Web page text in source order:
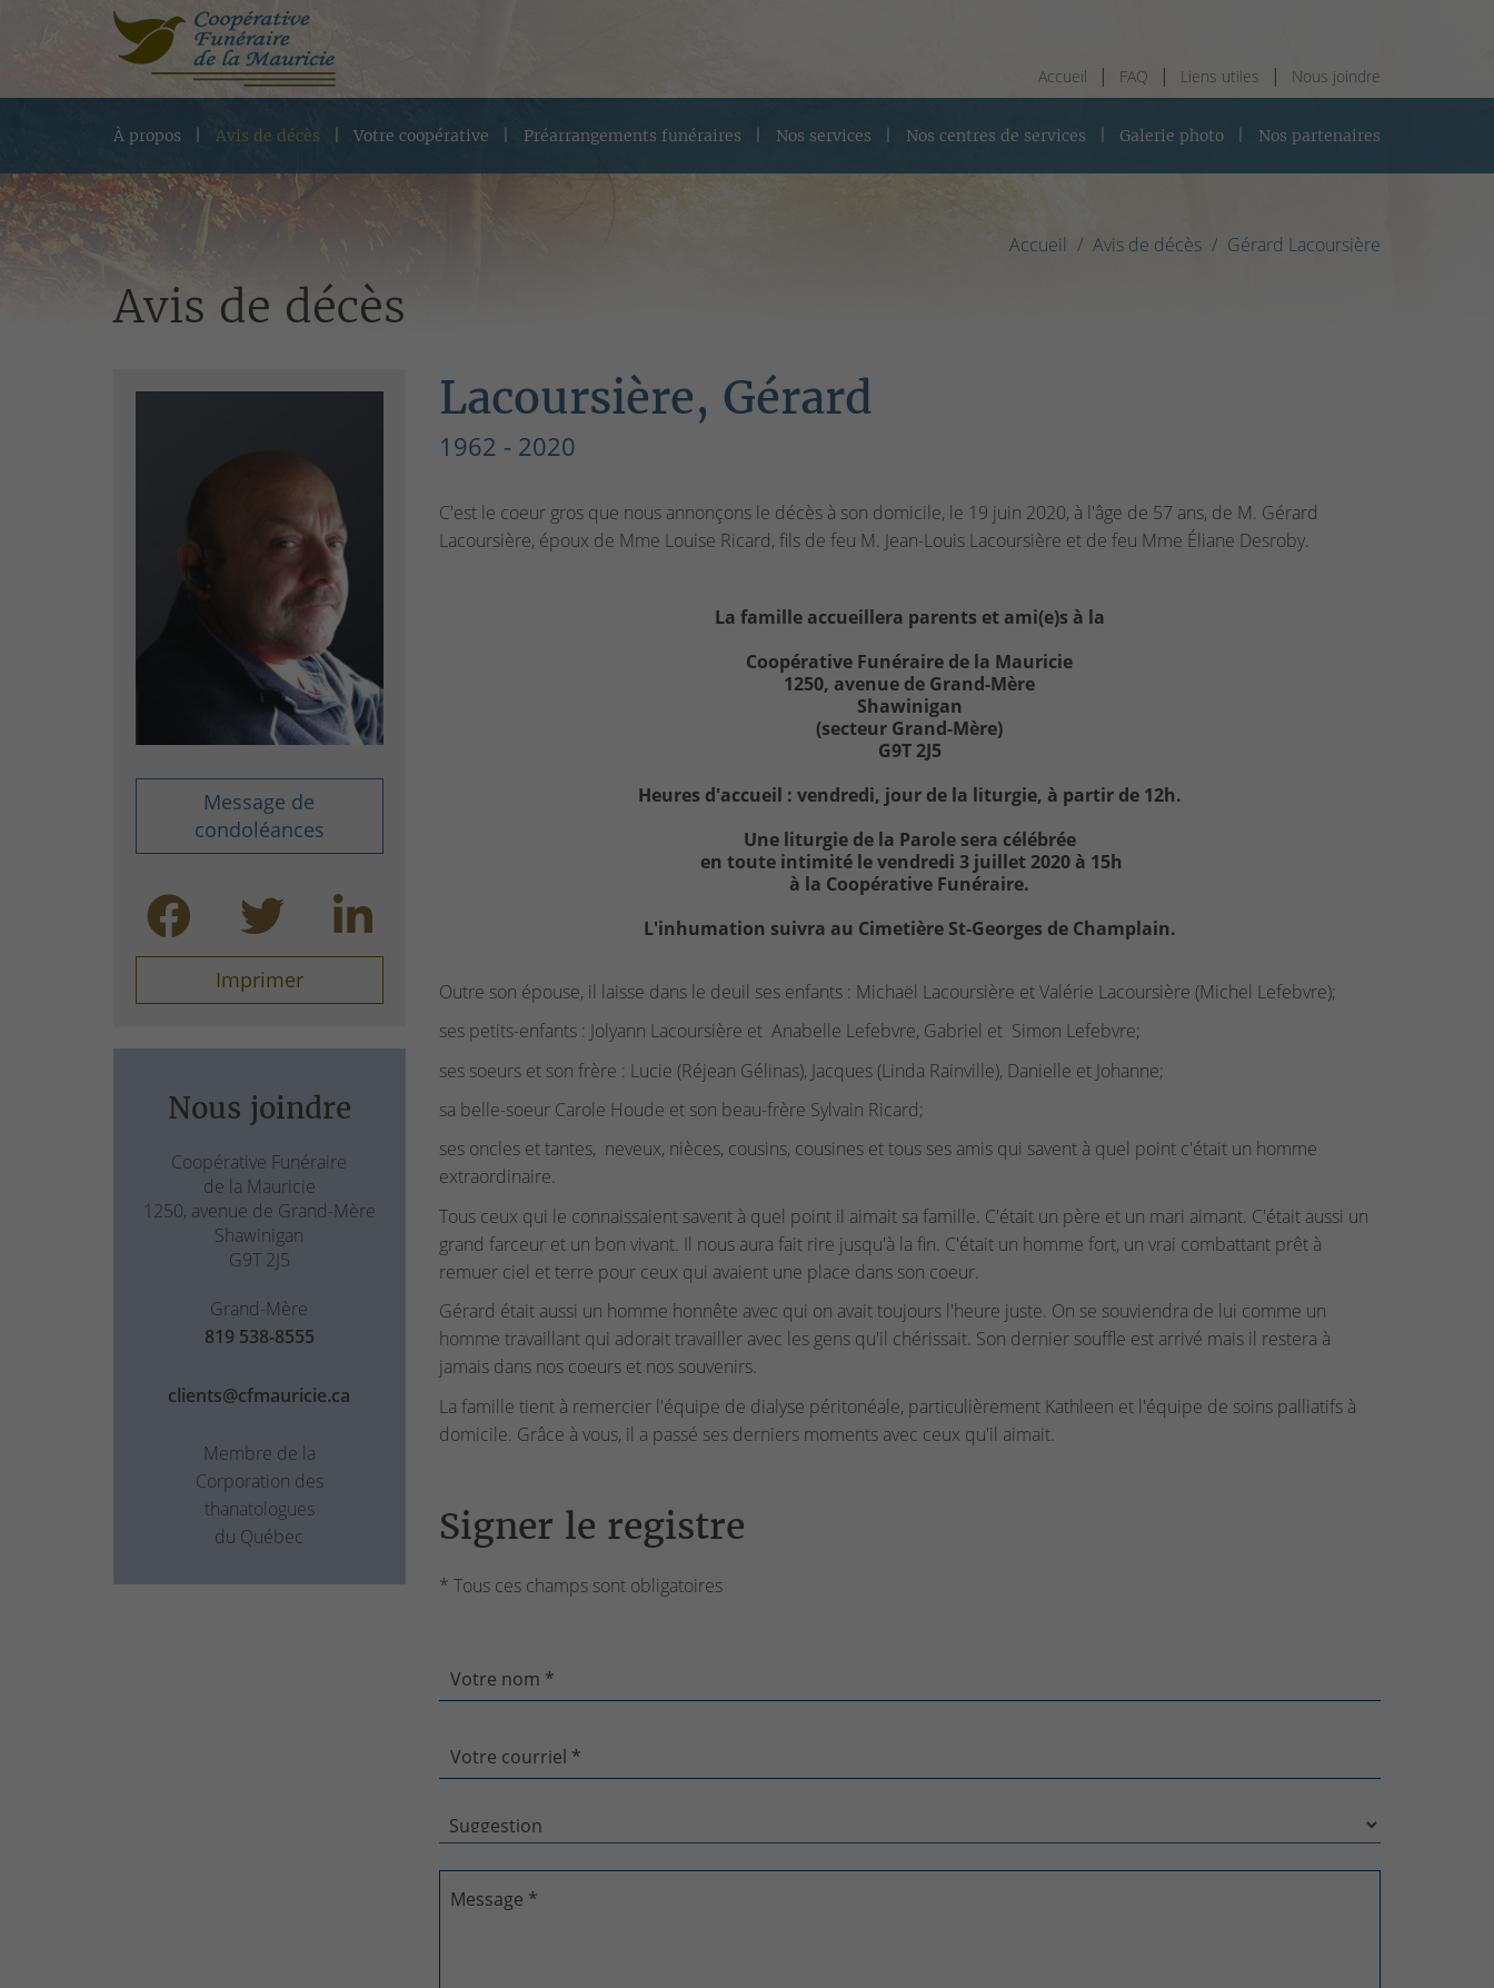
Accueil FAQ Liens utiles Nous joindre
À propos Avis de décès Votre coopérative Préarrangements funéraires Nos services Nos centres de services Galerie photo Nos partenaires
Accueil Avis de décès Gérard Lacoursière
Avis de décès
Message de
condoléances
Imprimer
Nous joindre
Coopérative Funéraire
de la Mauricie
1250, avenue de Grand-Mère
Shawinigan
G9T 2J5
Grand-Mère
819 538-8555
clients@cfmauricie.ca
Membre de la
Corporation des
thanatologues
du Québec
Lacoursière, Gérard
1962 - 2020
C'est le coeur gros que nous annonçons le décès à son domicile, le 19 juin 2020, à l'âge de 57 ans, de M. Gérard
Lacoursière, époux de Mme Louise Ricard, fils de feu M. Jean-Louis Lacoursière et de feu Mme Éliane Desroby.
La famille accueillera parents et ami(e)s à la
Coopérative Funéraire de la Mauricie
1250, avenue de Grand-Mère
Shawinigan
(secteur Grand-Mère)
G9T 2J5
Heures d'accueil : vendredi, jour de la liturgie, à partir de 12h.
Une liturgie de la Parole sera célébrée
en toute intimité le vendredi 3 juillet 2020 à 15h
à la Coopérative Funéraire.​
L'inhumation suivra au Cimetière St-Georges de Champlain.
Outre son épouse, il laisse dans le deuil ses enfants : Michaël Lacoursière et Valérie Lacoursière (Michel Lefebvre);
ses petits-enfants : Jolyann Lacoursière et Anabelle Lefebvre, Gabriel et Simon Lefebvre;
ses soeurs et son frère : Lucie (Réjean Gélinas), Jacques (Linda Rainville), Danielle et Johanne;
sa belle-soeur Carole Houde et son beau-frère Sylvain Ricard;
ses oncles et tantes, neveux, nièces, cousins, cousines et tous ses amis qui savent à quel point c'était un homme
extraordinaire.
Tous ceux qui le connaissaient savent à quel point il aimait sa famille. C'était un père et un mari aimant. C'était aussi un
grand farceur et un bon vivant. Il nous aura fait rire jusqu'à la fin. C'était un homme fort, un vrai combattant prêt à
remuer ciel et terre pour ceux qui avaient une place dans son coeur.
Gérard était aussi un homme honnête avec qui on avait toujours l'heure juste. On se souviendra de lui comme un
homme travaillant qui adorait travailler avec les gens qu'il chérissait. Son dernier souffle est arrivé mais il restera à
jamais dans nos coeurs et nos souvenirs.
La famille tient à remercier l'équipe de dialyse péritonéale, particulièrement Kathleen et l'équipe de soins palliatifs à
domicile. Grâce à vous, il a passé ses derniers moments avec ceux qu'il aimait.
Signer le registre
* Tous ces champs sont obligatoires
Votre nom *
Votre courriel *
Message *